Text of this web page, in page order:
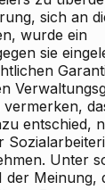
sich an
wurde ein
sie
entschied,
Unter
der Meinung,